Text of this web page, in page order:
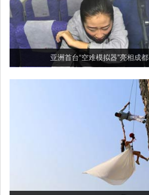
亚洲首台“空难模拟器”亮相成都